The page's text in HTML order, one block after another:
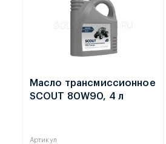
Масло трансмиссионное
SCOUT 80W90, 4 л
Артикул